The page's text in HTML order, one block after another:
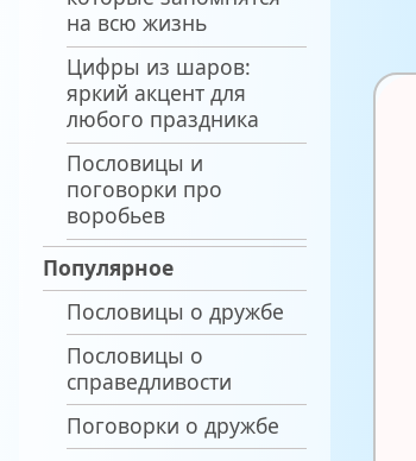
на всю жизнь
Цифры из шаров:
яркий акцент для
любого праздника
Пословицы и
поговорки про
воробьев
Популярное
Пословицы о дружбе
Пословицы о
справедливости
Поговорки о дружбе